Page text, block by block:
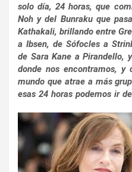
solo día, 24 horas, que
Noh y del Bunraku que
Kathakali, brillando entre
a Ibsen, de Sófocles a
de Sara Kane a Pirandello,
donde nos encontramos,
mundo que atrae a más
esas 24 horas podemos ir